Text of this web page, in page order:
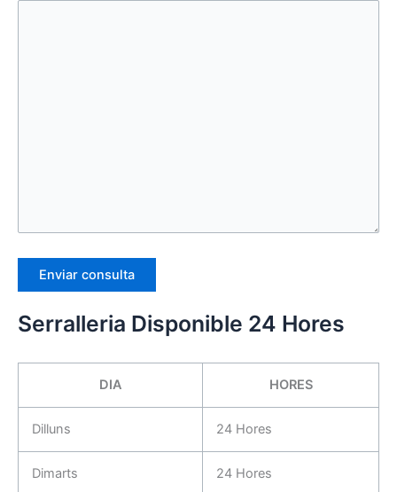
Serralleria Disponible 24 Hores
DIA HORES
Dilluns 24 Hores
Dimarts 24 Hores